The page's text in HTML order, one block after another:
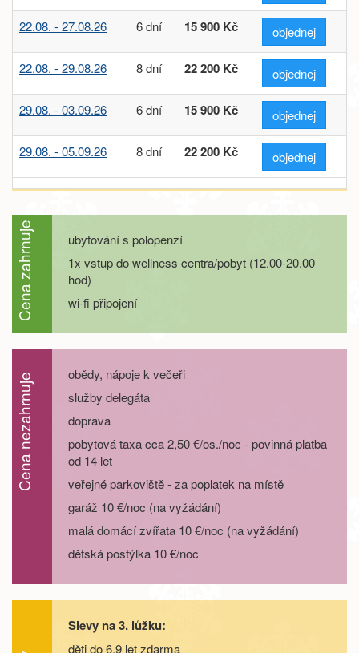
22.08. - 27.08.26 6 dní 15 900 Kč objednej
22.08. - 29.08.26 8 dní 22 200 Kč objednej
29.08. - 03.09.26 6 dní 15 900 Kč objednej
29.08. - 05.09.26 8 dní 22 200 Kč objednej
září 2026
06.09. - 11.09.26
06.09. - 13.09.26 8 dní 22 200 Kč objednej
12.09. - 17.09.26 6 dní
12.09. - 19.09.26 8 dní 20 900 Kč objednej
20.09. - 25.09.26 6 dní
20.09. - 27.09.26 objednej
26.09. - 29.09.26 objednej
26.09. - 30.09.26 5 dní 9 600 Kč
26.09. - 01.10.26 6 dní 12 000 Kč
26.09. - 03.10.26 8 dní 16 800 Kč objednej
Cena zahrnuje
ubytování s polopenzí
1x vstup do wellness centra/pobyt (12.00-20.00
hod)
wi-fi připojení
Cena nezahrnuje
obědy, nápoje k večeři
služby delegáta
doprava
pobytová taxa cca 2,50 €/os./noc - povinná platba
od 14 let
veřejné parkoviště - za poplatek na místě
garáž 10 €/noc (na vyžádání)
malá domácí zvířata 10 €/noc (na vyžádání)
dětská postýlka 10 €/noc
Slevy na 3. lůžku:
děti do 6,9 let zdarma